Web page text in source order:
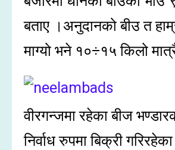
बताए ।अनुदानको बीउ त
माग्यो भने १०÷१५ किलो
वीरगन्जमा रहेका बीज
निर्वाध रुपमा बिक्री